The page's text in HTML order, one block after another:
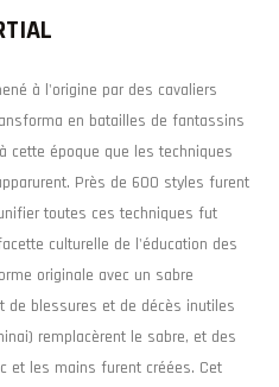
à l'origine par des cavaliers
en batailles de fantassins
cette époque que les techniques
Près de 600 styles furent
toutes ces techniques fut
culturelle de l'éducation des
originale avec un sabre
de blessures et de décès inutiles
remplacèrent le sabre, et des
et les mains furent créées. Cet